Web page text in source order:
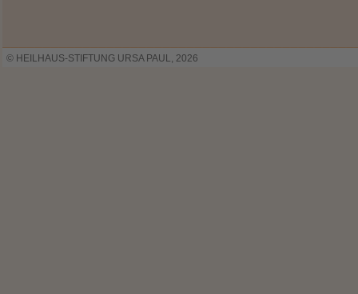
© HEILHAUS-STIFTUNG URSA PAUL, 2026